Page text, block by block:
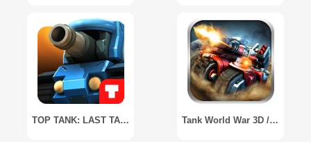
TOP TANK: LAST TANK STANDING Tank World War 3D / Tank Wars 3D